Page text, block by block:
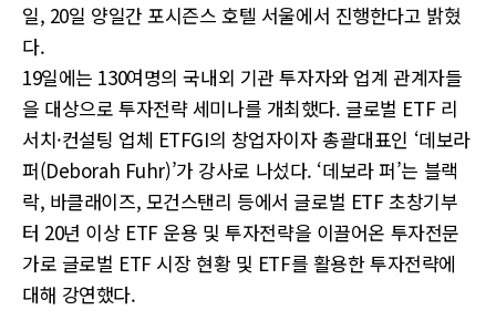
일, 20일 양일간 포시즌스 호텔 서울에서 진행한다고 밝혔
다.
19일에는 130여명의 국내외 기관 투자자와 업계 관계자들
을 대상으로 투자전략 세미나를 개최했다. 글로벌 ETF 리
서치·컨설팅 업체 ETFGI의 창업자이자 총괄대표인 ‘데보라
퍼(Deborah Fuhr)’가 강사로 나섰다. ‘데보라 퍼’는 블랙
락, 바클래이즈, 모건스탠리 등에서 글로벌 ETF 초창기부
터 20년 이상 ETF 운용 및 투자전략을 이끌어온 투자전문
가로 글로벌 ETF 시장 현황 및 ETF를 활용한 투자전략에
대해 강연했다.